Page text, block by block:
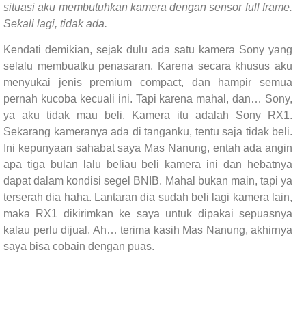
situasi aku membutuhkan kamera dengan sensor full frame.
Sekali lagi, tidak ada.
Kendati demikian, sejak dulu ada satu kamera Sony yang
selalu membuatku penasaran. Karena secara khusus aku
menyukai jenis premium compact, dan hampir semua
pernah kucoba kecuali ini. Tapi karena mahal, dan… Sony,
ya aku tidak mau beli. Kamera itu adalah Sony RX1.
Sekarang kameranya ada di tanganku, tentu saja tidak beli.
Ini kepunyaan sahabat saya Mas Nanung, entah ada angin
apa tiga bulan lalu beliau beli kamera ini dan hebatnya
dapat dalam kondisi segel BNIB. Mahal bukan main, tapi ya
terserah dia haha. Lantaran dia sudah beli lagi kamera lain,
maka RX1 dikirimkan ke saya untuk dipakai sepuasnya
kalau perlu dijual. Ah… terima kasih Mas Nanung, akhirnya
saya bisa cobain dengan puas.